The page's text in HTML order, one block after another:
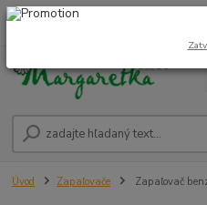
0948 236 042
Úvod Zapaľovače Zapaľovač